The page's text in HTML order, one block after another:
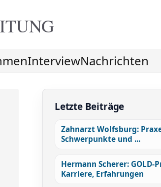
InterviewNachrichten
Letzte Beiträge
Zahnarzt Wolfsburg:
Schwerpunkte und ...
Hermann Scherer: GOLD-
Karriere, Erfahrungen